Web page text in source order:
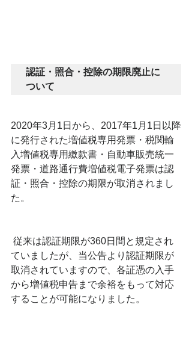
認証・照合・控除の期限廃止に
ついて
2020年3月1日から、2017年1月1日以降
に発行された増値税専用発票・税関輸
入増値税専用繳款書・自動車販売統一
発票・道路通行費増値税電子発票は認
証・照合・控除の期限が取消されまし
た。
ていましたが、当公告より認証期限が
取消されていますので、各証憑の入手
から増値税申告まで余裕をもって対応
することが可能になりました。